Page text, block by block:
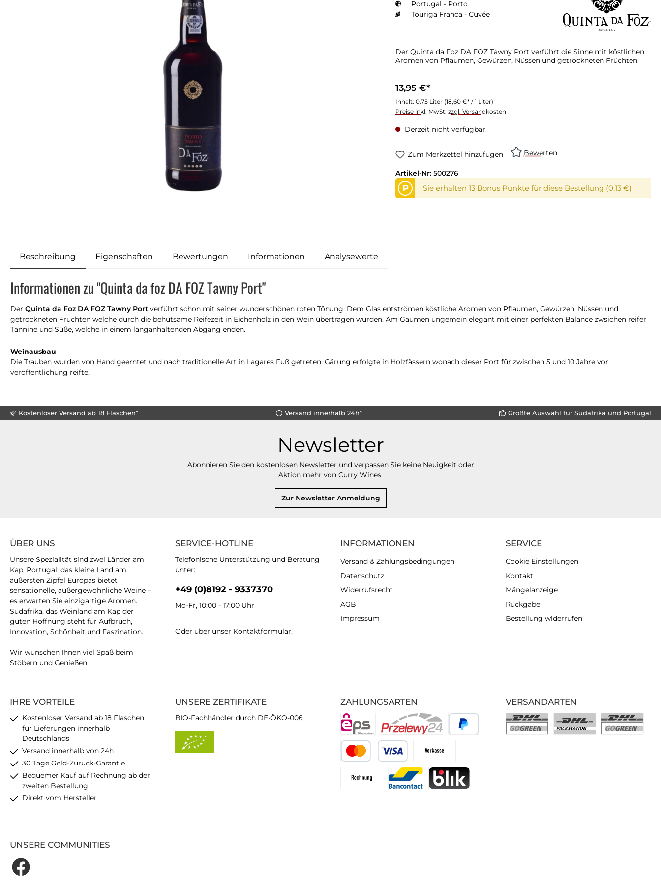
Portugal - Porto
Touriga Franca - Cuvée
Der Quinta da Foz DA FOZ Tawny Port verführt die Sinne mit köstlichen
Aromen von Pflaumen, Gewürzen, Nüssen und getrockneten Früchten
13,95 €*
Inhalt: 0.75 Liter (18,60 €* / 1 Liter)
Preise inkl. MwSt. zzgl. Versandkosten
Derzeit nicht verfügbar
Zum Merkzettel hinzufügen Bewerten
Artikel-Nr: 500276
P Sie erhalten 13 Bonus Punkte für diese Bestellung (0,13 €)
Beschreibung Eigenschaften Bewertungen Informationen Analysewerte
Informationen zu "Quinta da foz DA FOZ Tawny Port"
Der Quinta da Foz DA FOZ Tawny Port verführt schon mit seiner wunderschönen roten Tönung. Dem Glas entströmen köstliche Aromen von Pflaumen, Gewürzen, Nüssen und
getrockneten Früchten welche durch die behutsame Reifezeit in Eichenholz in den Wein übertragen wurden. Am Gaumen ungemein elegant mit einer perfekten Balance zwsichen reifer
Tannine und Süße, welche in einem langanhaltenden Abgang enden.
Weinausbau
Die Trauben wurden von Hand geerntet und nach traditionelle Art in Lagares Fuß getreten. Gärung erfolgte in Holzfässern wonach dieser Port für zwischen 5 und 10 Jahre vor
veröffentlichung reifte.
Kostenloser Versand ab 18 Flaschen* Versand innerhalb 24h* Größte Auswahl für Südafrika und Portugal
Newsletter
Abonnieren Sie den kostenlosen Newsletter und verpassen Sie keine Neuigkeit oder
Aktion mehr von Curry Wines.
Zur Newsletter Anmeldung
SERVICE-HOTLINE
Telefonische Unterstützung und Beratung
unter:
+49 (0)8192 - 9337370
Mo-Fr, 10:00 - 17:00 Uhr
Oder über unser Kontaktformular.
IHRE VORTEILE
Kostenloser Versand ab 18 Flaschen
für Lieferungen innerhalb
Deutschlands
Versand innerhalb von 24h
30 Tage Geld-Zurück-Garantie
Bequemer Kauf auf Rechnung ab der
zweiten Bestellung
Direkt vom Hersteller
ZAHLUNGSARTEN
ÜBER UNS
Unsere Spezialität sind zwei Länder am
Kap. Portugal, das kleine Land am
äußersten Zipfel Europas bietet
sensationelle, außergewöhnliche Weine –
es erwarten Sie einzigartige Aromen.
Südafrika, das Weinland am Kap der
guten Hoffnung steht für Aufbruch,
Innovation, Schönheit und Faszination.
Wir wünschen Ihnen viel Spaß beim
Stöbern und Genießen !
UNSERE ZERTIFIKATE
BIO-Fachhändler durch DE-ÖKO-006
INFORMATIONEN
Versand & Zahlungsbedingungen
Datenschutz
Widerrufsrecht
AGB
Impressum
SERVICE
Cookie Einstellungen
Kontakt
Mängelanzeige
Rückgabe
Bestellung widerrufen
UNSERE COMMUNITIES
VERSANDARTEN